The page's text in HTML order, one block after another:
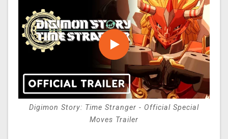
Digimon Story: Time Stranger - Official Special
Moves Trailer